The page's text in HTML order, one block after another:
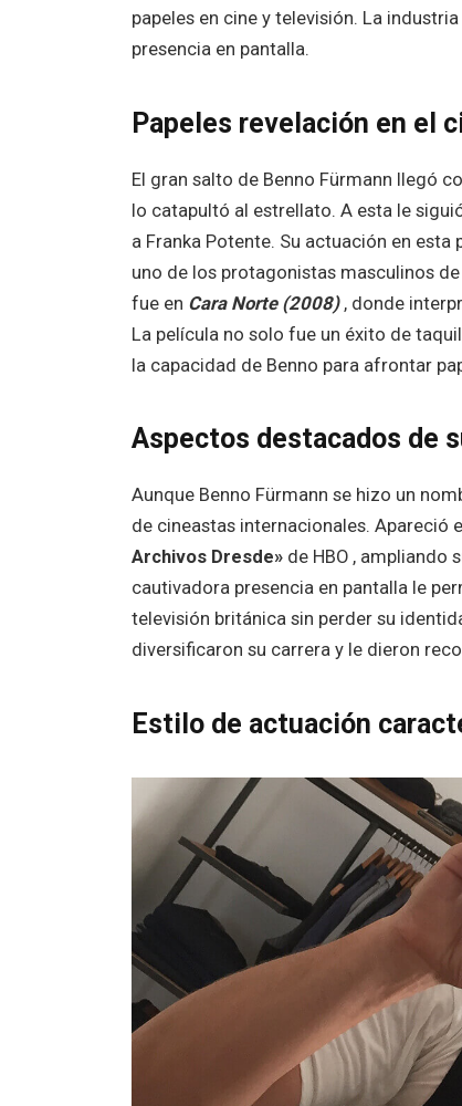
papeles en cine y televisión. La
presencia en pantalla.
Papeles revelación en el
El gran salto de Benno Fürmann llegó
lo catapultó al estrellato. A esta le
a Franka Potente. Su actuación en esta
uno de los protagonistas masculinos
fue en Cara Norte (2008), donde
La película no solo fue un éxito de
la capacidad de Benno para afrontar
Aspectos destacados de
Aunque Benno Fürmann se hizo un
de cineastas internacionales. Apareció
Archivos Dresde»de HBO , ampliando
cautivadora presencia en pantalla le
televisión británica sin perder su
diversificaron su carrera y le dieron
Estilo de actuación